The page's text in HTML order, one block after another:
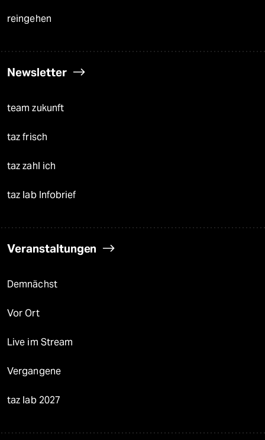
reingehen
Newsletter
team zukunft
taz frisch
taz zahl ich
taz lab Infobrief
Veranstaltungen
Demnächst
Vor Ort
Live im Stream
Vergangene
taz lab 2027